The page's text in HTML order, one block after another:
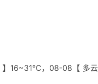
16~31℃，08-08【 多云